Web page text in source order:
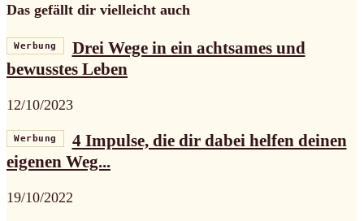
Das gefällt dir vielleicht auch
Werbung
Drei Wege in ein achtsames und
bewusstes Leben
12/10/2023
Werbung
4 Impulse, die dir dabei helfen deinen
eigenen Weg...
19/10/2022